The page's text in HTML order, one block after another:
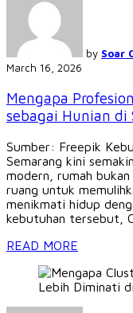
by Soar
March 16, 2026
Mengapa
sebagai Hunian di
Sumber: Freepik
Semarang kini
modern, rumah
ruang untuk
menikmati hidup
kebutuhan tersebut,
READ MORE